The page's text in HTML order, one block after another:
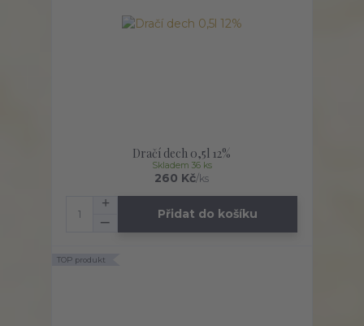
Dračí dech 0,5l 12%
260 Kč/ks
Skladem 36 ks
Přidat do košíku
TOP produkt